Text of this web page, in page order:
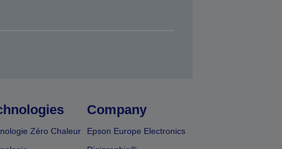
Zéro Chaleur
Company
Epson Europe Electronics